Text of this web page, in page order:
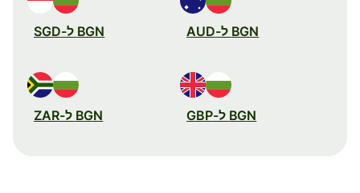
BGN ל-AUD BGN ל-SGD
BGN ל-GBP BGN ל-ZAR